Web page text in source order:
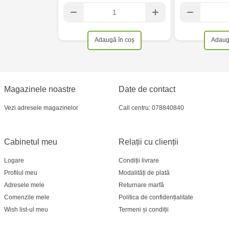
Adaugă în coș
Magazinele noastre
Vezi adresele magazinelor
Relații cu clienții
Condiții livrare
Modalități de plată
Returnare marfă
Politica de confidențialitate
Termeni și condiții
Cabinetul meu
Logare
Profilul meu
Adresele mele
Comenzile mele
Wish list-ul meu
Date de contact
Call centru: 078840840